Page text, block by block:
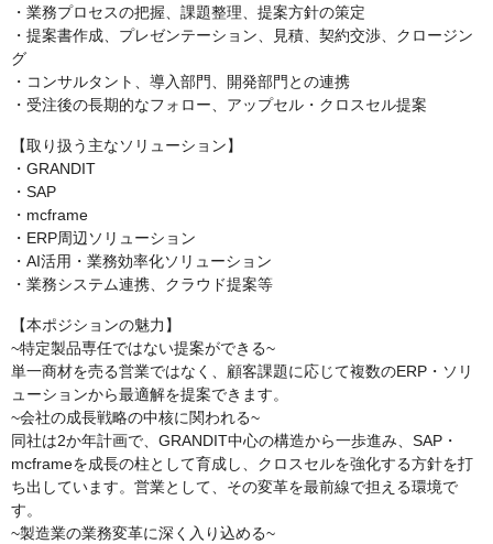
・業務プロセスの把握、課題整理、提案方針の策定
・提案書作成、プレゼンテーション、見積、契約交渉、クロージン
グ
・コンサルタント、導入部門、開発部門との連携
・受注後の長期的なフォロー、アップセル・クロスセル提案
【取り扱う主なソリューション】
・GRANDIT
・SAP
・mcframe
・ERP周辺ソリューション
・AI活用・業務効率化ソリューション
・業務システム連携、クラウド提案等
【本ポジションの魅力】
~特定製品専任ではない提案ができる~
単一商材を売る営業ではなく、顧客課題に応じて複数のERP・ソリ
ューションから最適解を提案できます。
~会社の成長戦略の中核に関われる~
同社は2か年計画で、GRANDIT中心の構造から一歩進み、SAP・
mcframeを成長の柱として育成し、クロスセルを強化する方針を打
ち出しています。営業として、その変革を最前線で担える環境で
す。
~製造業の業務変革に深く入り込める~